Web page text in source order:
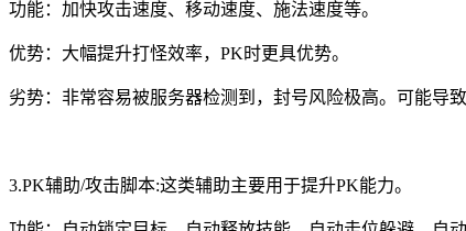
功能：加快攻击速度、移动速度、施法速度等。
优势：大幅提升打怪效率，PK时更具优势。
劣势：非常容易被服务器检测到，封号风险极高。可能导
3.PK辅助/攻击脚本:这类辅助主要用于提升PK能力。